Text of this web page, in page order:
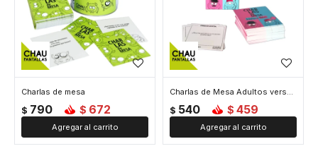
Charlas de mesa
$ 790 $ 672
Charlas de Mesa Adultos versus Niños
$ 540 $ 459